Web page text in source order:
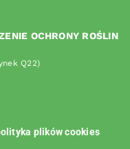
OCHRONY ROŚLIN
Q22)
plików cookies